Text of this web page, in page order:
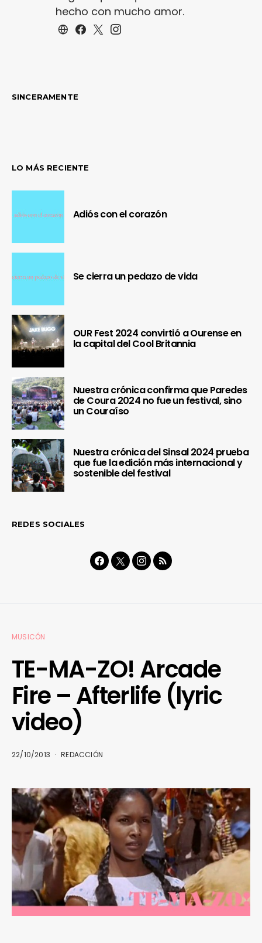
hecho con mucho amor.
SINCERAMENTE
LO MÁS RECIENTE
Adiós con el corazón
Se cierra un pedazo de vida
OUR Fest 2024 convirtió a Ourense en
la capital del Cool Britannia
Nuestra crónica confirma que Paredes
de Coura 2024 no fue un festival, sino
un Couraíso
Nuestra crónica del Sinsal 2024 prueba
que fue la edición más internacional y
sostenible del festival
REDES SOCIALES
MUSICÓN
TE-MA-ZO! Arcade
Fire – Afterlife (lyric
video)
22/10/2013 REDACCIÓN